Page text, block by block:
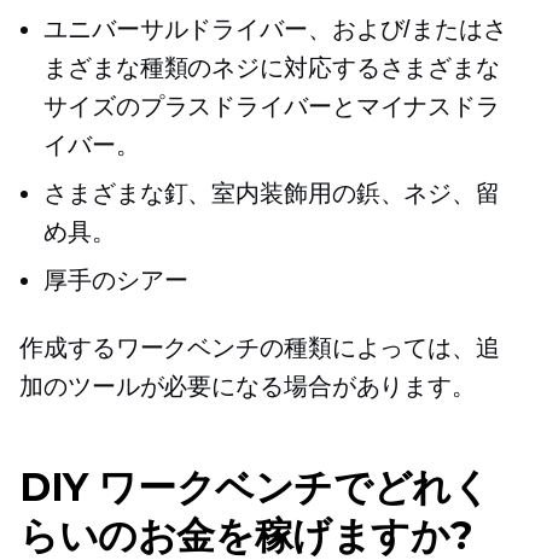
ユニバーサルドライバー、および/またはさ
まざまな種類のネジに対応するさまざまな
サイズのプラスドライバーとマイナスドラ
イバー。
さまざまな釘、室内装飾用の鋲、ネジ、留
め具。
厚手のシアー
作成するワークベンチの種類によっては、追
加のツールが必要になる場合があります。
DIY ワークベンチでどれく
らいのお金を稼げますか?